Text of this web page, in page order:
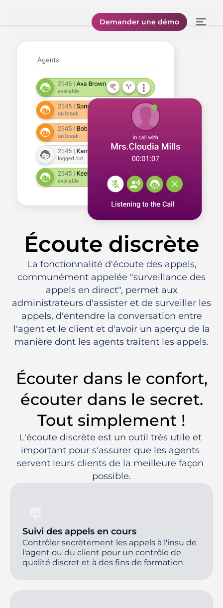
Demander une démo
Écoute discrète
La fonctionnalité d'écoute des appels,
communément appelée "surveillance des
appels en direct", permet aux
administrateurs d'assister et de surveiller les
appels, d'entendre la conversation entre
l'agent et le client et d'avoir un aperçu de la
manière dont les agents traitent les appels.
Écouter dans le confort,
écouter dans le secret.
Tout simplement !
L'écoute discrète est un outil très utile et
important pour s'assurer que les agents
servent leurs clients de la meilleure façon
possible.
Suivi des appels en cours
Contrôler secrètement les appels à l'insu de
l'agent ou du client pour un contrôle de
qualité discret et à des fins de formation.